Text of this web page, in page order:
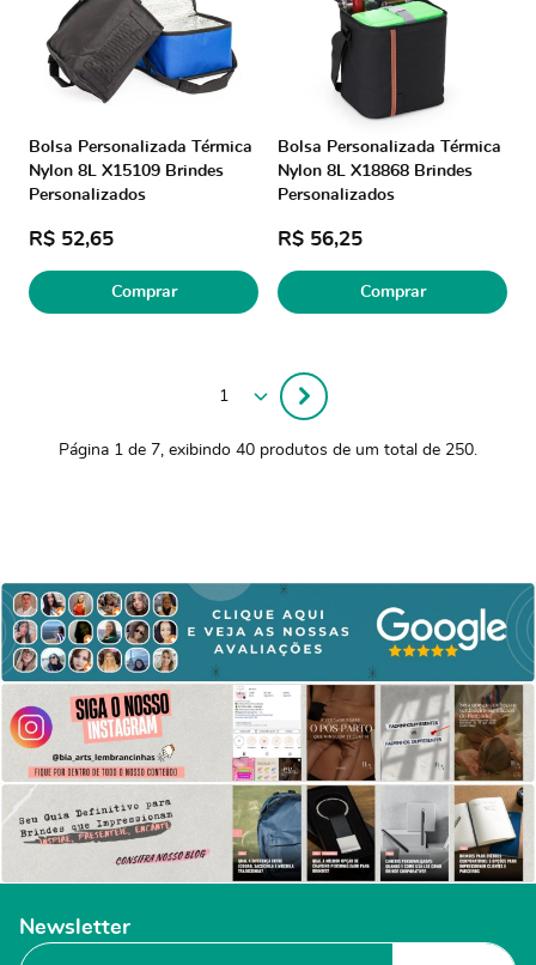
Bolsa Personalizada Térmica
Nylon 8L X15109 Brindes
Personalizados
R$ 52,65
Comprar
Bolsa Personalizada Térmica
Nylon 8L X18868 Brindes
Personalizados
R$ 56,25
Comprar
Página 1 de 7, exibindo 40 produtos de um total de 250.
Newsletter